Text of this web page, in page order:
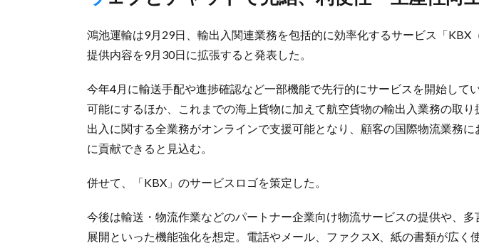
鴻池運輸は9月29日、輸出入関連業務を包括的に効率化するサービス「KBX
提供内容を9月30日に拡張すると発表した。
今年4月に輸送手配や進捗確認など一部機能で先行的にサービスを開始して
可能にするほか、これまでの海上貨物に加えて航空貨物の輸出入業務の取
出入に関する全業務がオンラインで支援可能となり、顧客の国際物流業務
に貢献できると見込む。
併せて、「KBX」のサービスロゴを策定した。
今後は輸送・物流作業などのパートナー企業向け物流サービスの提供や、
展開といった機能強化を想定。電話やメール、ファクスX、紙の書類が広く